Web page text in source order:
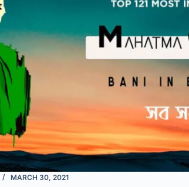
MARCH 30, 2021